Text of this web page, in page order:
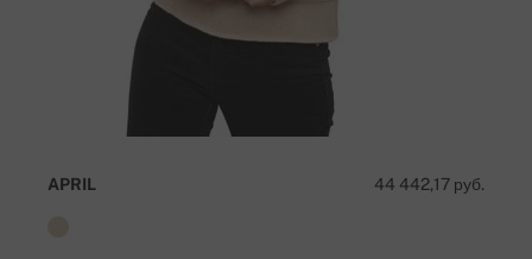
44 442,17 руб.
APRIL